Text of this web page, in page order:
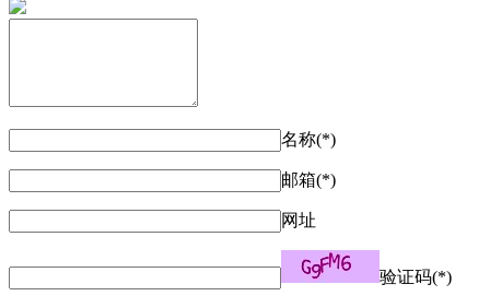
名称(*)
邮箱(*)
网址
验证码(*)